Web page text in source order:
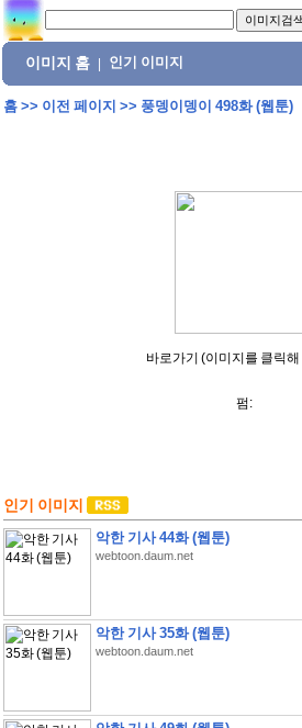
이미지 홈 인기 이미지
홈>> 이전 페이지 >> 풍뎅이뎅이 498화 (웹툰)
바로가기 (이미지를 클릭
펌:
인기 이미지
악한 기사 44화 (웹툰)
webtoon.daum.net
악한 기사 35화 (웹툰)
webtoon.daum.net